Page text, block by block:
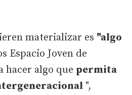
materializar es "algo
Espacio Joven de
hacer algo que permita
",